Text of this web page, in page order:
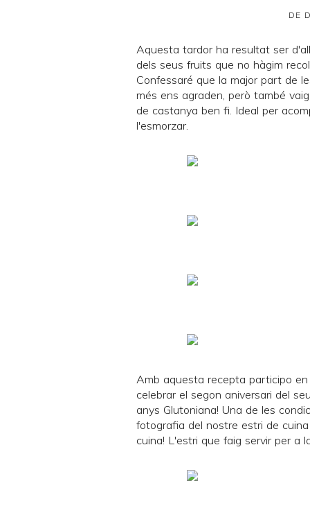
DE
Aquesta tardor ha resultat ser
dels seus fruits que no hàgim
Confessaré que la major part de
més ens agraden, però també
de castanya ben fi. Ideal per
l'esmorzar.
Amb aquesta recepta participo
celebrar el segon aniversari del
anys Glutoniana! Una de les
fotografia del nostre estri de
cuina! L'estri que faig servir per a